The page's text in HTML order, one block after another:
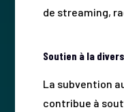
de streaming,
Soutien à la
La subvention
contribue à